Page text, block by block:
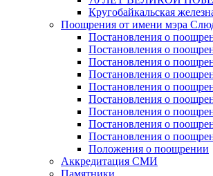
Кругобайкальская
Поощрения от имени мэра
Постановления о
Постановления о
Постановления о
Постановления о
Постановления о
Постановления о
Постановления о
Постановления о
Постановления о
Положения о поощрении
Аккредитация СМИ
Памятники